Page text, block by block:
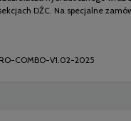
DŹC. Na specjalne
COMBO-V1.02-2025